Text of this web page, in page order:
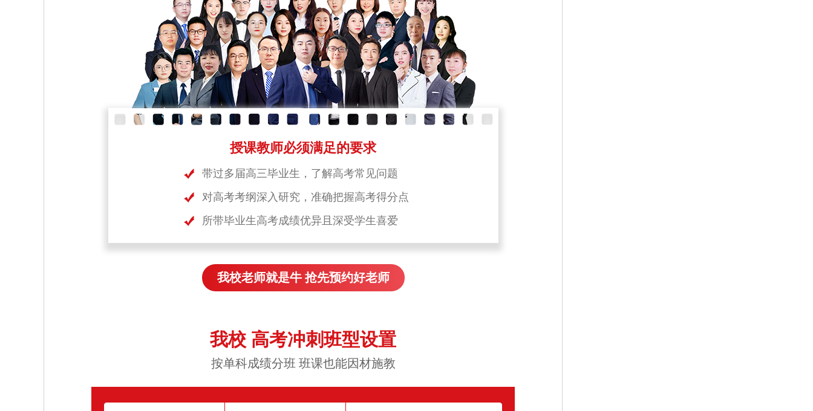
授课教师必须满足的要求
带过多届高三毕业生，了解高考常见问题
对高考考纲深入研究，准确把握高考得分点
所带毕业生高考成绩优异且深受学生喜爱
我校老师就是牛 抢先预约好老师
我校 高考冲刺班型设置
按单科成绩分班 班课也能因材施教